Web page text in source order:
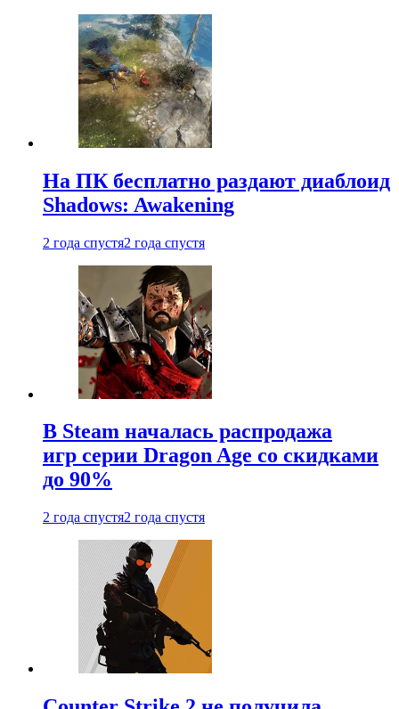
На ПК бесплатно раздают диаблоид
Shadows: Awakening
2 года спустя2 года спустя
В Steam началась распродажа
игр серии Dragon Age со скидками
до 90%
2 года спустя2 года спустя